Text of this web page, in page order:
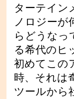
ターテイン
ノロジーが
らどうなっ
る希代のヒ
初めてこの
時、それは
ツールから